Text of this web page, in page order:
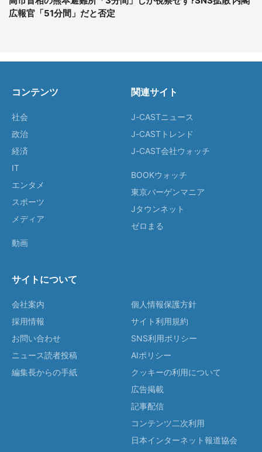
広報官「51分間」だと否定
コンテンツ
社会
政治
経済
IT
エンタメ
スポーツ
メディア
動画
関連サイト
J-CASTニュース
J-CASTトレンド
J-CAST会社ウォッチ
BOOKウォッチ
東京バーゲンマニア
Jタウンネット
ゼロまる
サイトについて
会社案内
採用情報
お問い合わせ
ニュース読者投稿
編集長からの手紙
個人情報保護方針
サイト利用規約
SNS利用ポリシー
AIポリシー
クッキーの利用について
広告掲載
記事配信
コンテンツ二次利用
日本インターネット報道協会